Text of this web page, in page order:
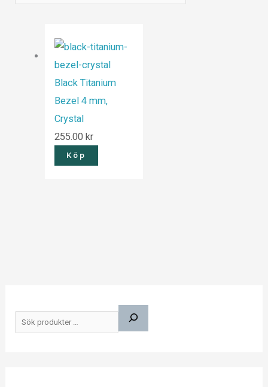
ö
k
Black Titanium
Bezel 4 mm,
Crystal
255.00 kr
Köp